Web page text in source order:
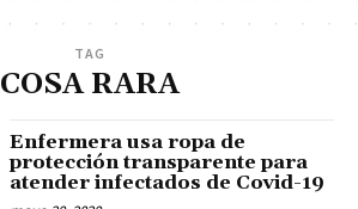
TAG
COSA RARA
Enfermera usa ropa de
protección transparente para
atender infectados de Covid-19